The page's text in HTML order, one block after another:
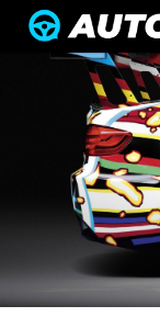
Autonieuws
Podcast
Autotests
Automerken
Adverteren
Contact